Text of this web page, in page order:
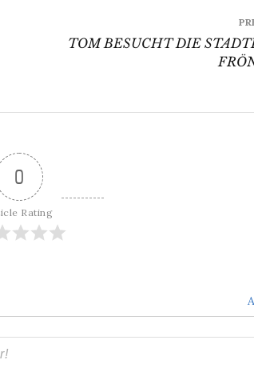
TOM BESUCHT DIE
0
Rating